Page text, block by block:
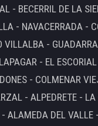
- BECERRIL DE LA
- NAVACERRADA -
VILLALBA -
- EL
- COLMENAR
- ALPEDRETE - LA
ALAMEDA DEL VALLE